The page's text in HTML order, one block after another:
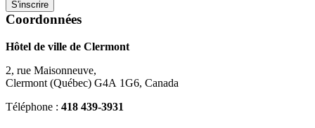
Coordonnées
Hôtel de ville de Clermont
2, rue Maisonneuve,
Clermont (Québec) G4A 1G6, Canada
Téléphone : 418 439-3931